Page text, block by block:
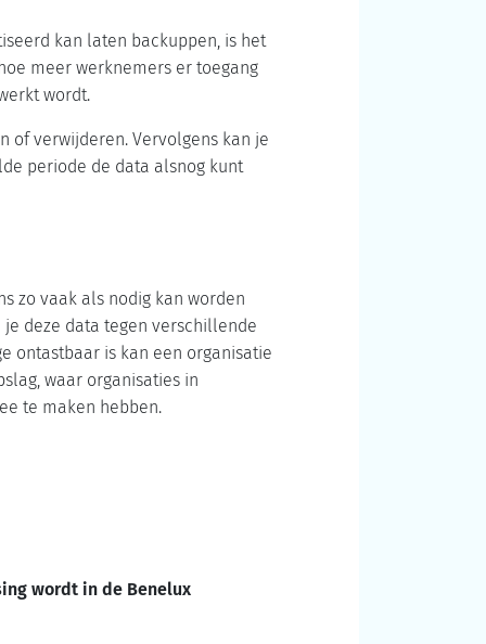
kan laten backuppen, is het
meer werknemers er toegang
wordt.
of verwijderen. Vervolgens kan je
periode de data alsnog kunt
zo vaak als nodig kan worden
deze data tegen verschillende
ontastbaar is kan een organisatie
waar organisaties in
te maken hebben.
wordt in de Benelux